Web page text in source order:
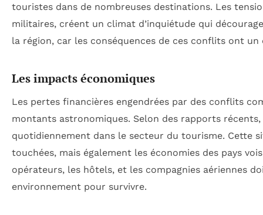
touristes dans de nombreuses destinations. Les
militaires, créent un climat d’inquiétude qui
la région, car les conséquences de ces conflits ont un
Les impacts économiques
Les pertes financières engendrées par des conflits
montants astronomiques. Selon des rapports
quotidiennement dans le secteur du tourisme. Cette
touchées, mais également les économies des pays
opérateurs, les hôtels, et les compagnies aériennes
environnement pour survivre.